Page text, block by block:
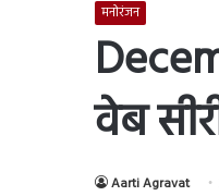
मनोरंजन
वेब
Aarti Agravat